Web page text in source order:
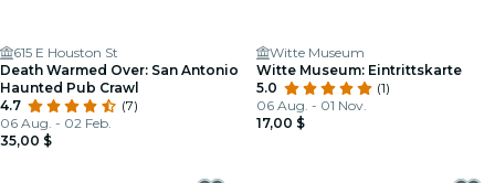
615 E Houston St
Death Warmed Over: San Antonio
Haunted Pub Crawl
4.7
(7)
06 Aug. - 02 Feb.
35,00 $
Witte Museum
Witte Museum: Eintrittskarte
5.0
(1)
06 Aug. - 01 Nov.
17,00 $